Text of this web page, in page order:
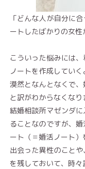
「どんな人が自分に
ートしたばかりの女性
こういった悩みには
ノートを作成していく
漠然となんとなくで
と訳がわからなくなり
結婚相談所マゼンダ
ることなのですが、
ート（＝婚活ノート）
出会った異性のこと
を残しておいて、時々